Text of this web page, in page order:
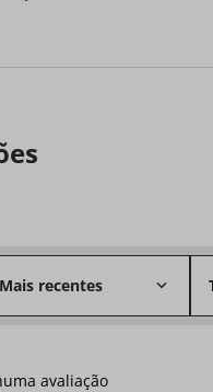
Mais recentes
avaliação